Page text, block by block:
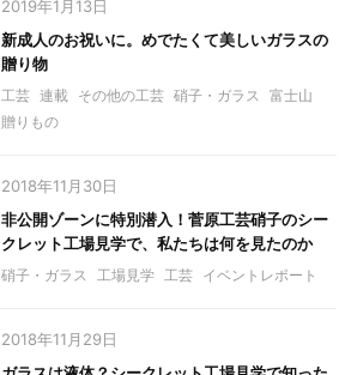
2019年1月13日
新成人のお祝いに。めでたくて美しいガラスの
贈り物
工芸 連載 その他の工芸 硝子・ガラス 富士山
贈りもの
2018年11月30日
非公開ゾーンに特別潜入！菅原工芸硝子のシー
クレット工場見学で、私たちは何を見たのか
硝子・ガラス 工場見学 工芸 イベントレポート
2018年11月29日